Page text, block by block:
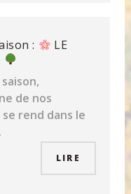
:
LE
de nos
rend dans le
LIRE